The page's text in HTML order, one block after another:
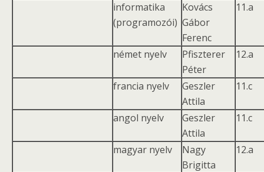
informatika
(programozói)
Kovács
Gábor
Ferenc
11.a
német nyelv
Pfiszterer
Péter
12.a
francia nyelv
Geszler
Attila
11.c
angol nyelv
Geszler
Attila
11.c
magyar nyelv
Nagy
Brigitta
12.a